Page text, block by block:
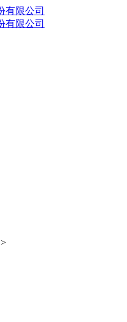
>